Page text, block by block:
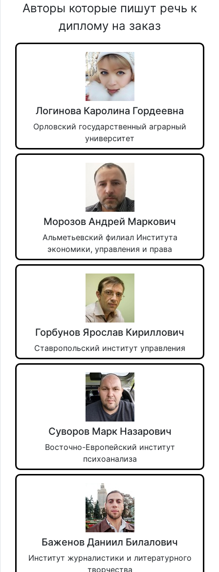
Авторы которые пишут речь к
диплому на заказ
Логинова Каролина Гордеевна
Орловский государственный аграрный
университет
Морозов Андрей Маркович
Альметьевский филиал Института
экономики, управления и права
Горбунов Ярослав Кириллович
Ставропольский институт управления
Суворов Марк Назарович
Восточно-Европейский институт
психоанализа
Баженов Даниил Билалович
Институт журналистики и литературного
творчества